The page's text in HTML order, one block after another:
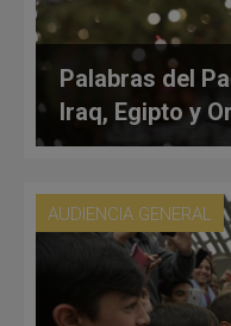
Palabras del
Iraq, Egipto y
AUDIENCIA GENERAL